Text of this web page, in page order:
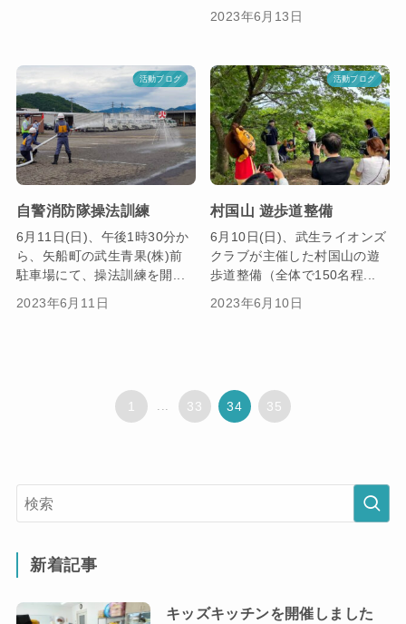
2023年6月13日
活動ブログ
自警消防隊操法訓練
6月11日(日)、午後1時30分か
ら、矢船町の武生青果(株)前
駐車場にて、操法訓練を開...
2023年6月11日
活動ブログ
村国山 遊歩道整備
6月10日(日)、武生ライオンズ
クラブが主催した村国山の遊
歩道整備（全体で150名程...
2023年6月10日
1 33 34 35
新着記事
キッズキッチンを開催しました